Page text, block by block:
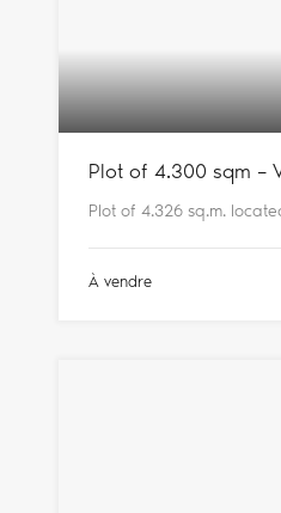
Plot of 4.300 sqm –
Plot of 4.326 sq.m.
À vendre